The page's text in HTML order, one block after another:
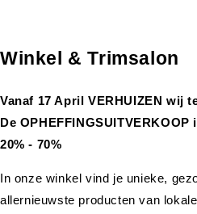
Winkel & Trimsalon
Vanaf 17 April VERHUIZEN wij
De
20% - 70%
In onze winkel vind je unieke,
allernieuwste producten van